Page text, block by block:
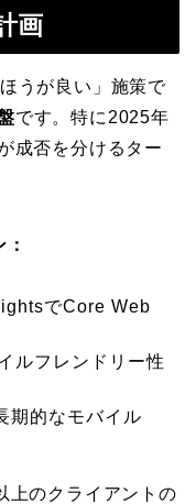
画
うが良い」施策で
です。特に2025年
成否を分けるター
でCore Web
ルフレンドリー性
期的なモバイル
上のクライアントの